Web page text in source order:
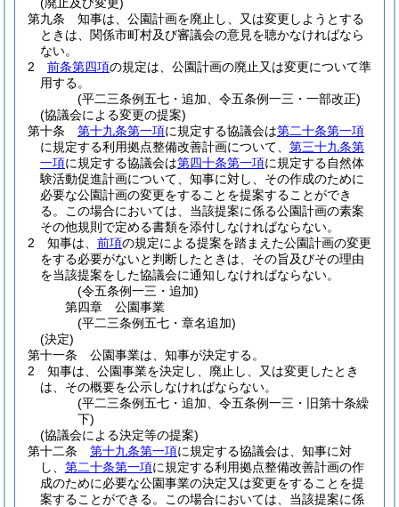
第九条
知事は、公園計画を廃止し、又は変更しようとする
ときは、関係市町村及び審議会の意見を聴かなければなら
ない。
2
前条第四項の規定は、公園計画の廃止又は変更について準
用する。
(平二三条例五七・追加、令五条例一三・一部改正)
(協議会による変更の提案)
第十条
第十九条第一項に規定する協議会は第二十条第一項
に規定する利用拠点整備改善計画について、 第三十九条第
一項に規定する協議会は第四十条第一項に規定する自然体
験活動促進計画について、知事に対し、その作成のために
必要な公園計画の変更をすることを提案することができ
る。
この場合においては、当該提案に係る公園計画の素案
その他規則で定める書類を添付しなければならない。
2
知事は、 前項の規定による提案を踏まえた公園計画の変更
をする必要がないと判断したときは、その旨及びその理由
を当該提案をした協議会に通知しなければならない。
(令五条例一三・追加)
第四章
公園事業
(平二三条例五七・章名追加)
(決定)
第十一条
公園事業は、知事が決定する。
2
知事は、公園事業を決定し、廃止し、又は変更したとき
は、その概要を公示しなければならない。
(平二三条例五七・追加、令五条例一三・旧第十条繰
下)
(協議会による決定等の提案)
第十二条
第十九条第一項に規定する協議会は、知事に対
し、 第二十条第一項に規定する利用拠点整備改善計画の作
成のために必要な公園事業の決定又は変更をすることを提
案することができる。
この場合においては、当該提案に係